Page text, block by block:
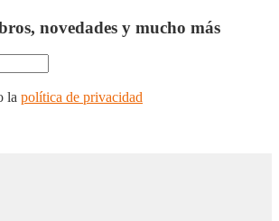
novedades y mucho más
la política de privacidad